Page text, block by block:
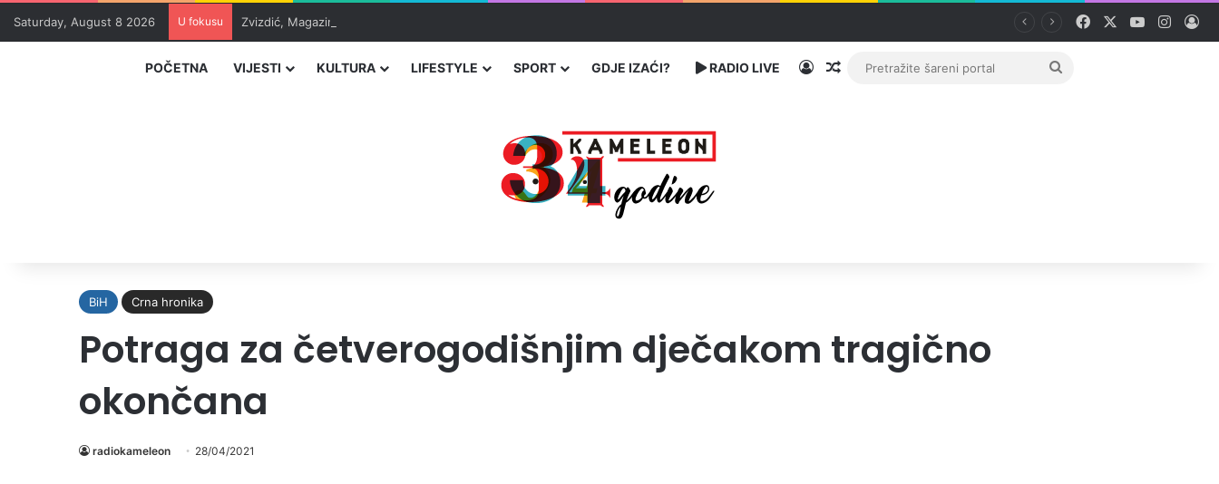
Saturday, August 8 2026 U fokusu Zvizdić, Magazinović i Kojović traže poseban status za Memorijalni centar Srebrenica Facebook YouTube
POČETNA VIJESTI KULTURA LIFESTYLE SPORT GDJE IZAĆI? RADIO LIVE PrijavaRandom članak
Pretražite
BiH Crna hronika
Potraga za četverogodišnjim dječakom tragično
okončana
radiokameleon 28/04/2021